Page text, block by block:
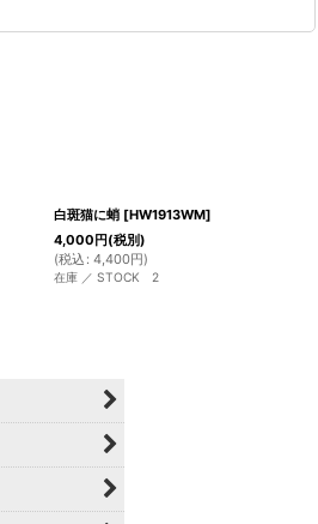
白斑猫に蛸 [HW1913WM]
4,000 円 (税別)
(税込 : 4,400円)
在庫 ／ STOCK 2